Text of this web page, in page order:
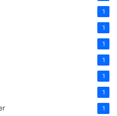
1
1
1
1
1
1
1